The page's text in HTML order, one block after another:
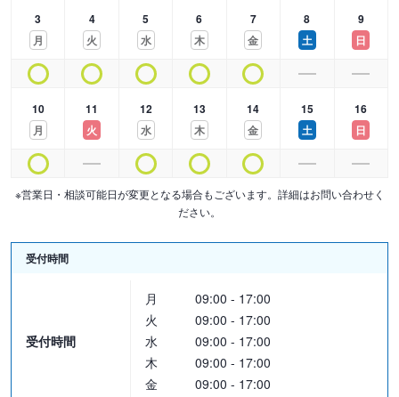
万円が発生します。
※調停は、6期日までは着手金対応、それを超過した場合は1期日に
つき日当3.3万円を追加いたします。
■遺留分侵害額請求
遺留分侵害額請求「したい方」
・着手金（税込）
交渉：11万円
調停：22万円
・報酬金（税込）
調停：獲得遺産額の17.6％（最低33万円）
訴訟：獲得遺産額の17.6％（最低44万円）
※獲得遺産額とは、獲得した遺産の時価相当額です。
※交渉から調停、調停から訴訟に移行する場合、追加着手金+11万円
3
月
4
火
5
水
6
木
7
金
8
土
9
日
10
月
11
火
12
水
13
木
14
金
15
土
16
日
※営業日・相談可能日が変更となる場合もございます。詳細はお問い合わせく
ださい。
受付時間
受付時間
月
09:00 - 17:00
火
09:00 - 17:00
水
09:00 - 17:00
木
09:00 - 17:00
金
09:00 - 17:00